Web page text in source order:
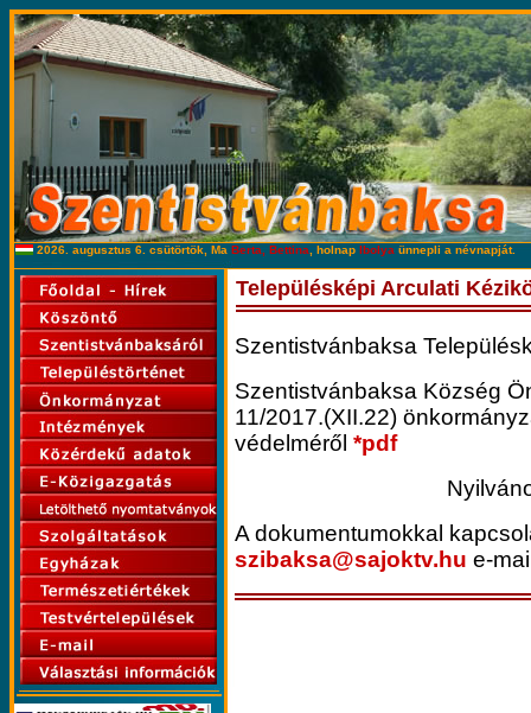
2026. augusztus 6. csütörtök, Ma Berta, Bettina , holnap Ibolya ünnepli a névnapját.
Településképi Arculati
Szentistvánbaksa
Szentistvánbaksa Község
11/2017.(XII.22)
védelméről *pdf
A dokumentumokkal
szibaksa@sajoktv.hu e-